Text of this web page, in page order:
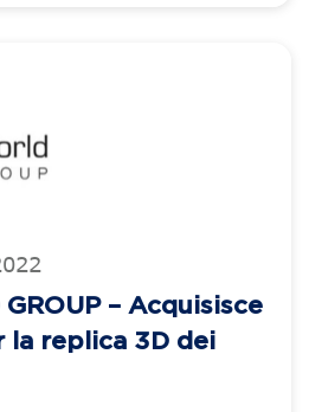
GROUP – Acquisisce
replica 3D dei